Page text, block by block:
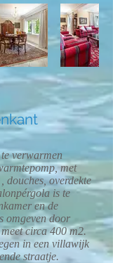
verwarmen
met
douches, overdekte
is te
en de
omgeven door
circa 400 m2.
in een villawijk
straatje.